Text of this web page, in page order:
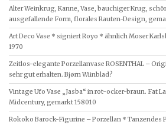
Alter Weinkrug, Kanne, Vase, bauchiger Krug,
ausgefallende Form, florales Rauten-Design,
Art Deco Vase * signiert Royo * ähnlich Moser
1970
Zeitlos-elegante Porzellanvase ROSENTHAL –
sehr gut erhalten. Bjørn Wiinblad?
Vintage Ufo Vase „Jasba“ in rot-ocker-braun. Fat
Midcentury, gemarkt 158010
Rokoko Barock-Figurine – Porzellan * Tanzendes